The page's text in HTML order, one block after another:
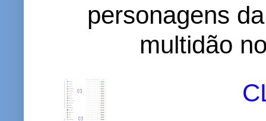
personagens
multidão